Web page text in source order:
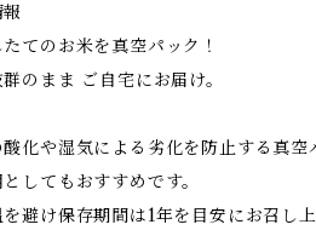
てのお米を真空パック！
のまま ご自宅にお届け。
化や湿気による劣化を防止する真空
してもおすすめです。
避け保存期間は1年を目安にお召し